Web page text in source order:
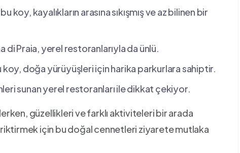
koy, kayalıkların arasına sıkışmış ve az bilinen ⁣bir
di Praia, yerel restoranlarıyla da ünlü.
koy, doğa yürüyüşleri için harika ‍parkurlara sahiptir.
sunan yerel restoranları⁣ ile dikkat çekiyor.
‍güzellikleri ve farklı⁤ aktiviteleri bir arada
için bu ​doğal cennetleri ziyarete mutlaka